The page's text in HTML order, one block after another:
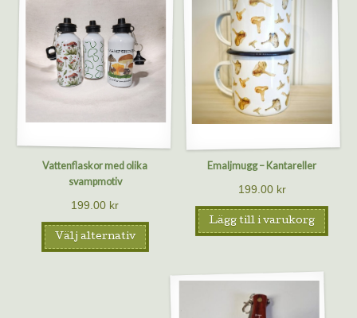
Vattenflaskor med olika
svampmotiv
199.00 kr
Välj alternativ
Emaljmugg – Kantareller
199.00 kr
Lägg till i varukorg